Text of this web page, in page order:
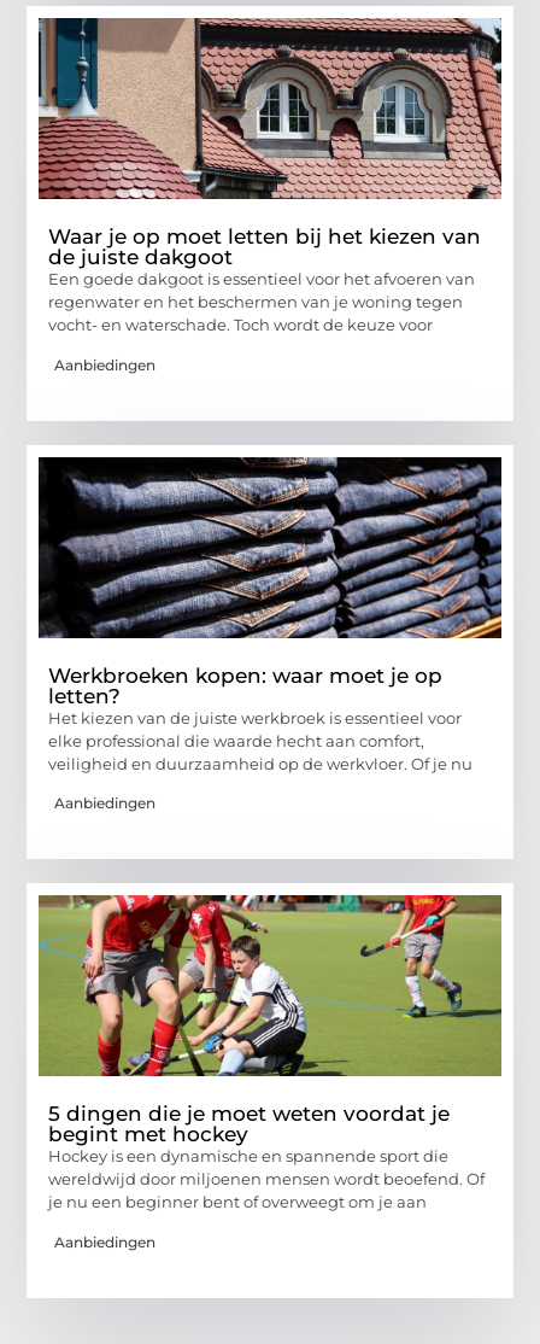
Waar je op moet letten bij het kiezen van
de juiste dakgoot
Een goede dakgoot is essentieel voor het afvoeren van
regenwater en het beschermen van je woning tegen
vocht- en waterschade. Toch wordt de keuze voor
Aanbiedingen
Werkbroeken kopen: waar moet je op
letten?
Het kiezen van de juiste werkbroek is essentieel voor
elke professional die waarde hecht aan comfort,
veiligheid en duurzaamheid op de werkvloer. Of je nu
Aanbiedingen
5 dingen die je moet weten voordat je
begint met hockey
Hockey is een dynamische en spannende sport die
wereldwijd door miljoenen mensen wordt beoefend. Of
je nu een beginner bent of overweegt om je aan
Aanbiedingen